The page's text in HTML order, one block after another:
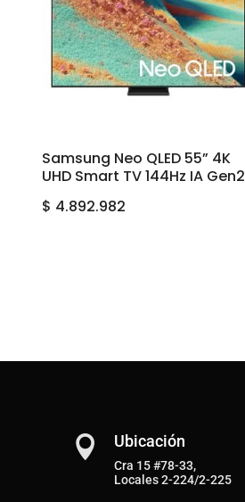
Samsung Neo QLED 55” 4K
UHD Smart TV 144Hz IA Gen2
$ 4.892.982
 Ubicación
Cra 15 #78-33,
Locales 2-224/2-225